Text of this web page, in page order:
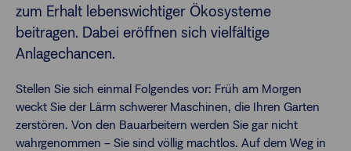
zum Erhalt lebenswichtiger Ökosysteme
beitragen. Dabei eröffnen sich vielfältige
Anlagechancen.
Stellen Sie sich einmal Folgendes vor: Früh am Morgen
weckt Sie der Lärm schwerer Maschinen, die Ihren Garten
zerstören. Von den Bauarbeitern werden Sie gar nicht
wahrgenommen – Sie sind völlig machtlos. Auf dem Weg in